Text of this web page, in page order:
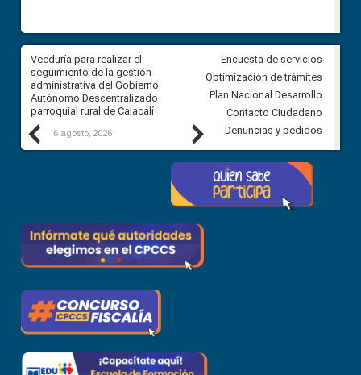
Previous
Veeduría para realizar el
seguimiento de la gestión
administrativa del Gobierno
Autónomo Descentralizado
parroquial rural de Calacalí
6 agosto, 2026
Veeduría para vigilar los
derivados de la Audiencia
comunidad Urbina, parroquia
Carolina
5 agosto, 2026
Next
Encuesta de servicios
Optimización de trámites
Plan Nacional Desarrollo
Contacto Ciudadano
Denuncias y pedidos